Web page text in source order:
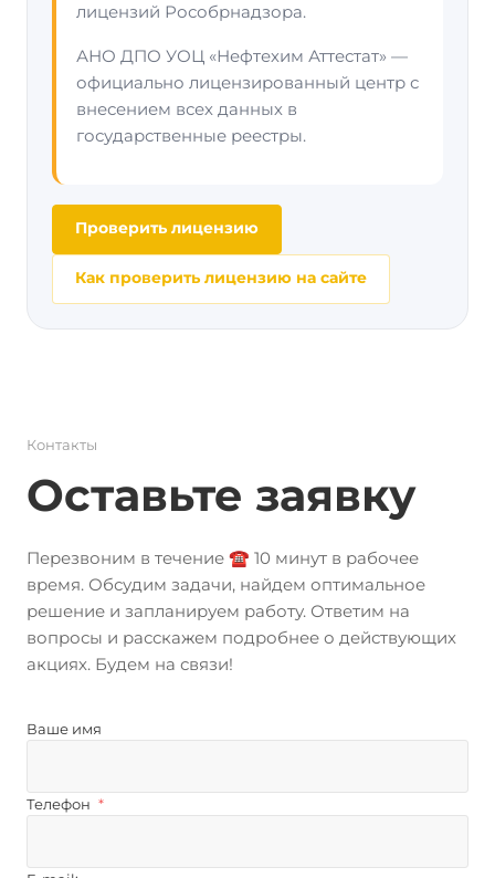
лицензий Рособрнадзора.
АНО ДПО УОЦ «Нефтехим Аттестат» —
официально лицензированный центр с
внесением всех данных в
государственные реестры.
Проверить лицензию
Как проверить лицензию на сайте
Контакты
Оставьте заявку
Перезвоним в течение ☎️ 10 минут в рабочее
время. Обсудим задачи, найдем оптимальное
решение и запланируем работу. Ответим на
вопросы и расскажем подробнее о действующих
акциях. Будем на связи!
Ваше имя
Телефон *